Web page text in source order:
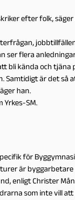
efter folk, säger
ser flera
bli kända och tjäna
Samtidigt är det så
han.
Yrkes-SM.
för
är
enligt Christer
som inte vill